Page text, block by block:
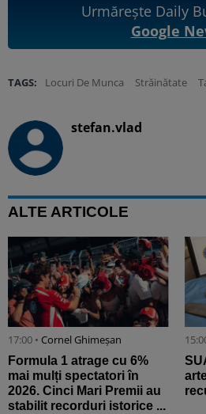
Urmărește Daily
Google
TAGS: Locuri De Munca Străinătate
stefan.vlad
ALTE ARTICOLE
17:00 • Cornel Ghimeșan
Formula 1 atrage cu 6%
mai mulți spectatori în
2026. Cinci Mari Premii au
stabilit recorduri istorice ...